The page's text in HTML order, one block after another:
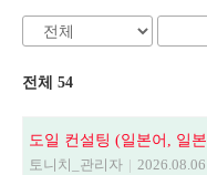
전체 54
도일 컨설팅 (일본어, 일
토니치_관리자 | 2026.08.06